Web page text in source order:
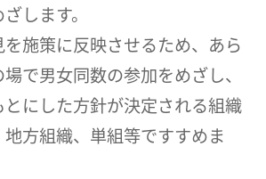
します。
を施策に反映させるため、あら
で男女同数の参加をめざし、
にした方針が決定される組織
方組織、単組等ですすめま